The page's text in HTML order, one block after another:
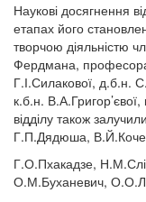
Наукові досягнення
етапах його
творчою діяльністю
Фердмана,
Г.І.Силакової,
к.б.н.
відділу також
Г.П.Дядюша,
Г.О.Пхакадзе,
О.М.Буханевич,